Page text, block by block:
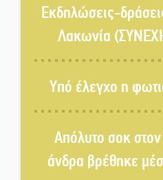
Τα
Άρνα:
Τάβλι
Το
στο
Εκδηλώσεις-
Λακωνία
Υπό έλεγχο η
Απόλυτο σοκ
άνδρα βρέθηκε